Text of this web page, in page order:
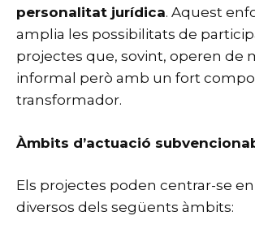
personalitat jurídica. Aquest
amplia les possibilitats de
projectes que, sovint, operen de
informal però amb un fort
transformador.
Àmbits d’actuació
Els projectes poden centrar-se
diversos dels següents àmbits: